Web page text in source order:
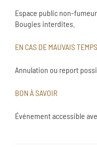
Espace public non-fumeur.
Bougies interdites.
EN CAS DE MAUVAIS TEMPS
Annulation ou report
BON À SAVOIR
Événement accessible